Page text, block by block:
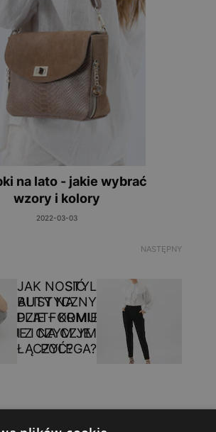
na lato - jakie wybrać
wzory i kolory
2022-03-03
JAK NOSIĆ
BUTY NA
PLATFORMIE
I Z CZYM JE
ŁĄCZYĆ?
NASTĘPNY
STYL
– KOMU
I NA CZYM
POLEGA?